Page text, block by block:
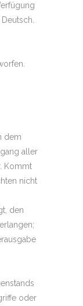
dem
aller
Kommt
nicht
den
oder